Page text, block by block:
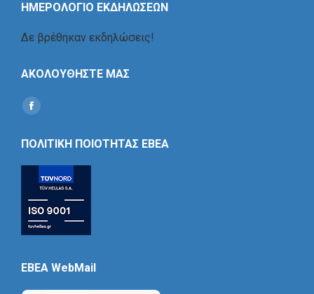
ΗΜΕΡΟΛΟΓΙΟ ΕΚΔΗΛΩΣΕΩΝ
Δε βρέθηκαν εκδηλώσεις!
ΑΚΟΛΟΥΘΗΣΤΕ ΜΑΣ
Find us on:
Social
ΠΟΛΙΤΙΚΗ ΠΟΙΟΤΗΤΑΣ ΕΒΕΑ
EBEA WebMail